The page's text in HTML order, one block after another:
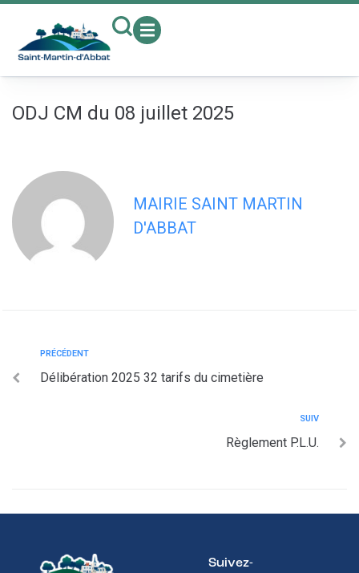
ODJ CM du 08 juillet 2025
MAIRIE SAINT MARTIN
D'ABBAT
PRÉCÉDENT
Délibération 2025 32 tarifs du cimetière
SUIV
Règlement P.L.U.
Suivez-